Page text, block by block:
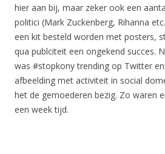
hier aan bij, maar zeker ook een
politici (Mark Zuckenberg, Rihanna
een kit besteld worden met posters,
qua publciteit een ongekend succes.
was #stopkony trending op Twitter
afbeelding met activiteit in social
het de gemoederen bezig. Zo waren
een week tijd.